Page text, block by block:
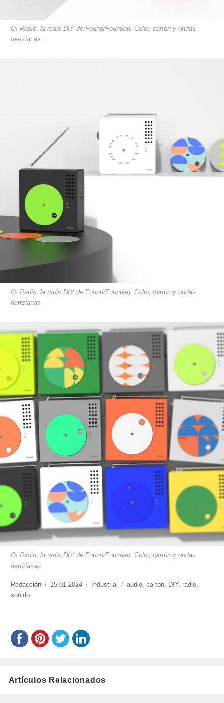
O! Radio, la radio DIY de Found/Founded. Color, cartón y ondas
hertzianas
O! Radio, la radio DIY de Found/Founded. Color, cartón y ondas
hertzianas
O! Radio, la radio DIY de Found/Founded. Color, cartón y ondas
hertzianas
https://www.experimenta.es/author/redaccion/
Redacción
Publicado
15.01.2024 Categorías
Industrial Etiquetas
audio ,carton DIY, radio
sonido
Artículos Relacionados